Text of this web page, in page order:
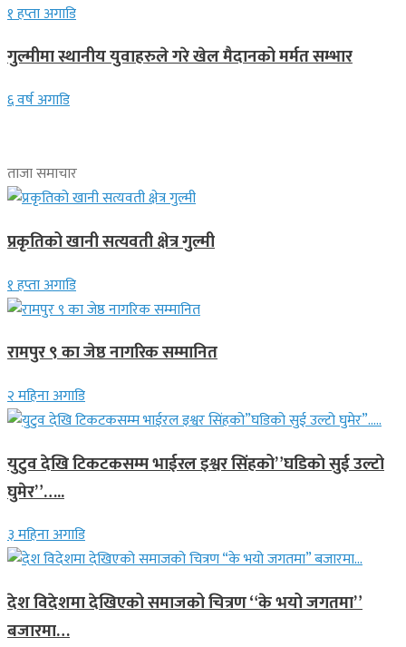
१ हप्ता अगाडि
गुल्मीमा स्थानीय युवाहरुले गरे खेल मैदानको मर्मत सम्भार
६ वर्ष अगाडि
ताजा समाचार
प्रकृतिको खानी सत्यवती क्षेत्र गुल्मी
१ हप्ता अगाडि
रामपुर ९ का जेष्ठ नागरिक सम्मानित
२ महिना अगाडि
युटुव देखि टिकटकसम्म भाईरल इश्वर सिंहको”घडिको सुई उल्टो
घुमेर”…..
३ महिना अगाडि
देश विदेशमा देखिएको समाजको चित्रण “के भयो जगतमा”
बजारमा…